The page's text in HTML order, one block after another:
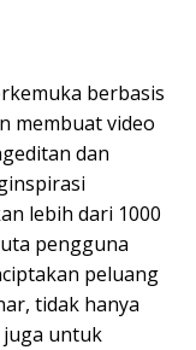
berbasis
membuat video
dan
lebih dari 1000
pengguna
peluang
tidak hanya
juga untuk